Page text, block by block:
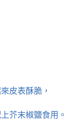
皮表酥脆，
芥末椒鹽食用。